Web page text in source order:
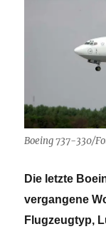
Boeing 737-330/
Die letzte
vergangene
Flugzeugtyp,